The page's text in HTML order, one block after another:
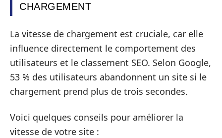
CHARGEMENT
La vitesse de chargement est cruciale, car elle
influence directement le comportement des
utilisateurs et le classement SEO. Selon Google,
53 % des utilisateurs abandonnent un site si le
chargement prend plus de trois secondes.
Voici quelques conseils pour améliorer la
vitesse de votre site :